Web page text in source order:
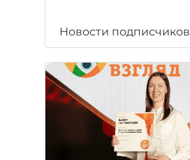
Новости подписчиков